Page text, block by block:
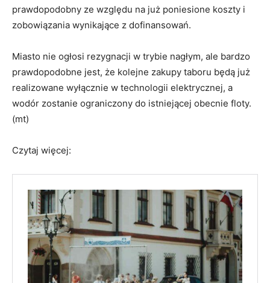
prawdopodobny ze względu na już poniesione koszty i
zobowiązania wynikające z dofinansowań.
Miasto nie ogłosi rezygnacji w trybie nagłym, ale bardzo
prawdopodobne jest, że kolejne zakupy taboru będą już
realizowane wyłącznie w technologii elektrycznej, a
wodór zostanie ograniczony do istniejącej obecnie floty.
(mt)
Czytaj więcej: